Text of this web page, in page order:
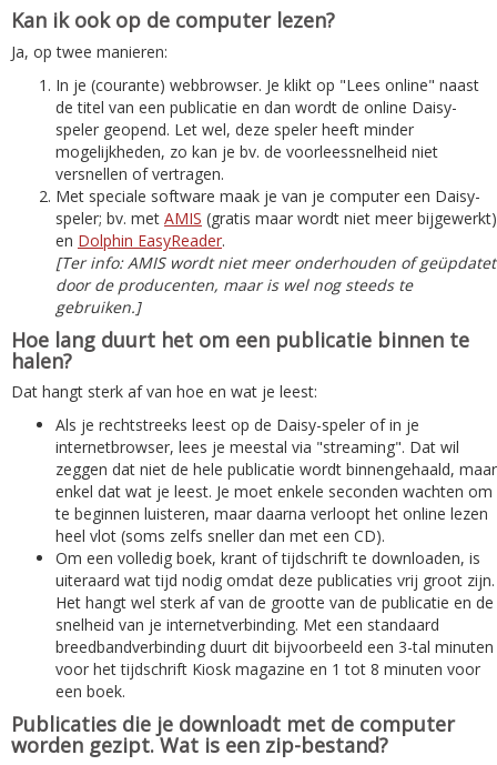
Kan ik ook op de computer lezen?
Ja, op twee manieren:
In je (courante) webbrowser. Je klikt op "Lees online" naast
de titel van een publicatie en dan wordt de online Daisy-
speler geopend. Let wel, deze speler heeft minder
mogelijkheden, zo kan je bv. de voorleessnelheid niet
versnellen of vertragen.
Met speciale software maak je van je computer een Daisy-
speler; bv. met AMIS (gratis maar wordt niet meer bijgewerkt)
en Dolphin EasyReader.
[Ter info: AMIS wordt niet meer onderhouden of geüpdatet
door de producenten, maar is wel nog steeds te
gebruiken.]
Hoe lang duurt het om een publicatie binnen te
halen?
Dat hangt sterk af van hoe en wat je leest:
Als je rechtstreeks leest op de Daisy-speler of in je
internetbrowser, lees je meestal via "streaming". Dat wil
zeggen dat niet de hele publicatie wordt binnengehaald, maar
enkel dat wat je leest. Je moet enkele seconden wachten om
te beginnen luisteren, maar daarna verloopt het online lezen
heel vlot (soms zelfs sneller dan met een CD).
Om een volledig boek, krant of tijdschrift te downloaden, is
uiteraard wat tijd nodig omdat deze publicaties vrij groot zijn.
Het hangt wel sterk af van de grootte van de publicatie en de
snelheid van je internetverbinding. Met een standaard
breedbandverbinding duurt dit bijvoorbeeld een 3-tal minuten
voor het tijdschrift Kiosk magazine en 1 tot 8 minuten voor
een boek.
Publicaties die je downloadt met de computer
worden gezipt. Wat is een zip-bestand?